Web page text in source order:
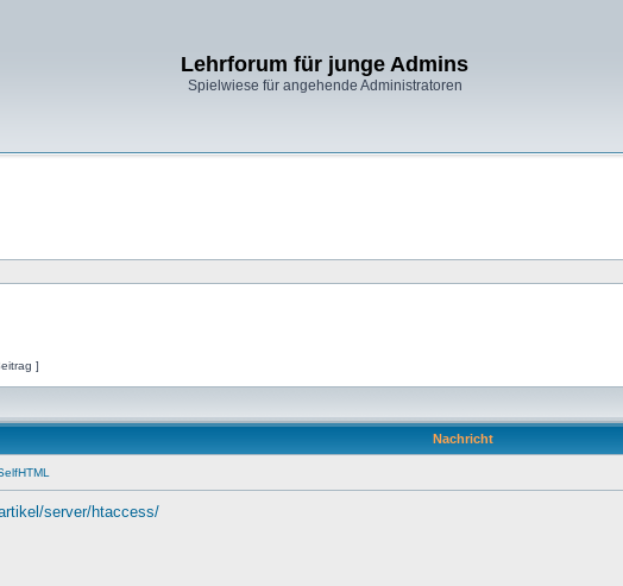
Lehrforum für junge Admins
Spielwiese für angehende Administratoren
]
Nachricht
server/htaccess/